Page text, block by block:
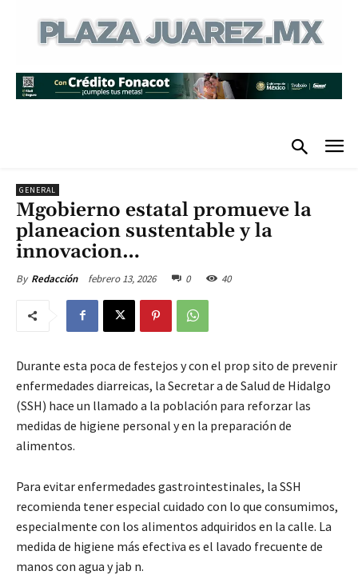
GENERAL
Mgobierno estatal promueve la
planeacion sustentable y la
innovacion…
By Redacción febrero 13, 2026 0 40
Durante esta poca de festejos y con el prop sito de prevenir
enfermedades diarreicas, la Secretar a de Salud de Hidalgo
(SSH) hace un llamado a la población para reforzar las
medidas de higiene personal y en la preparación de
alimentos.
Para evitar enfermedades gastrointestinales, la SSH
recomienda tener especial cuidado con lo que consumimos,
especialmente con los alimentos adquiridos en la calle. La
medida de higiene más efectiva es el lavado frecuente de
manos con agua y jab n.